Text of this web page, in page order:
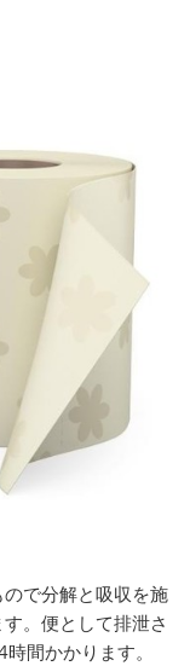
で分解と吸収を施
。便として排泄さ
間かかります。